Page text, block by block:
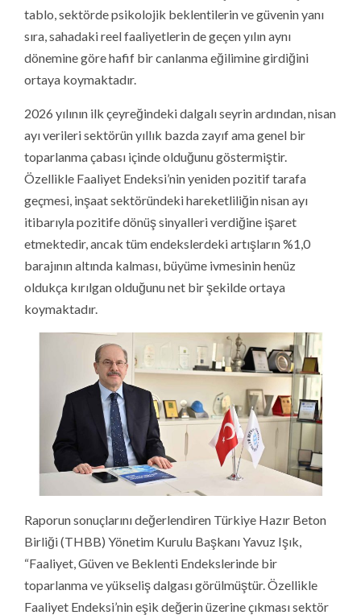
tablo, sektörde psikolojik beklentilerin ve güvenin yanı
sıra, sahadaki reel faaliyetlerin de geçen yılın aynı
dönemine göre hafif bir canlanma eğilimine girdiğini
ortaya koymaktadır.
2026 yılının ilk çeyreğindeki dalgalı seyrin ardından, nisan
ayı verileri sektörün yıllık bazda zayıf ama genel bir
toparlanma çabası içinde olduğunu göstermiştir.
Özellikle Faaliyet Endeksi’nin yeniden pozitif tarafa
geçmesi, inşaat sektöründeki hareketliliğin nisan ayı
itibarıyla pozitife dönüş sinyalleri verdiğine işaret
etmektedir, ancak tüm endekslerdeki artışların %1,0
barajının altında kalması, büyüme ivmesinin henüz
oldukça kırılgan olduğunu net bir şekilde ortaya
koymaktadır.
Raporun sonuçlarını değerlendiren Türkiye Hazır Beton
Birliği (THBB) Yönetim Kurulu Başkanı Yavuz Işık,
“Faaliyet, Güven ve Beklenti Endekslerinde bir
toparlanma ve yükseliş dalgası görülmüştür. Özellikle
Faaliyet Endeksi’nin eşik değerin üzerine çıkması sektör